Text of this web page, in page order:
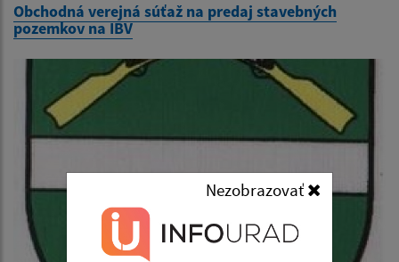
Obchodná verejná súťaž na predaj stavebných
pozemkov na IBV
Nezobrazovať